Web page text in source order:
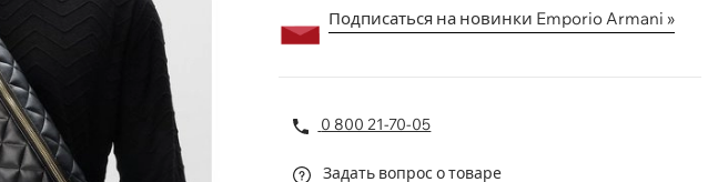
Подписаться на новинки Emporio Armani »
0 800 21-70-05
Задать вопрос о товаре